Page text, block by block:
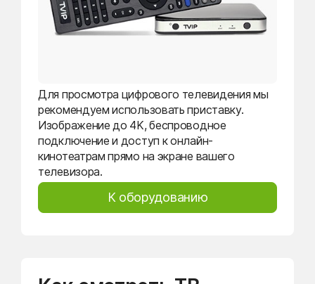
Для просмотра цифрового телевидения мы
рекомендуем использовать приставку.
Изображение до 4K, беспроводное
подключение и доступ к онлайн-
кинотеатрам прямо на экране вашего
телевизора.
К оборудованию